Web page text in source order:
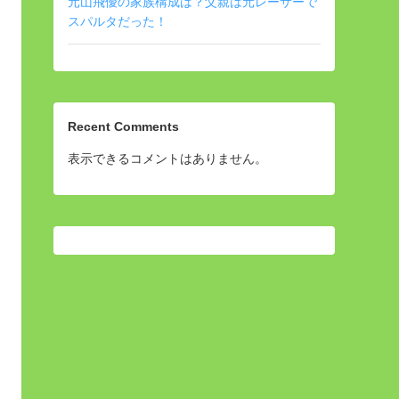
スパルタだった！
Recent Comments
表示できるコメントはありません。